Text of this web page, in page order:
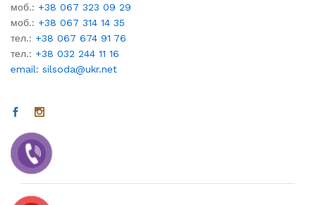
моб.: +38 067 323 09 29
моб.: +38 067 314 14 35
тел.: +38 067 674 91 76
тел.: +38 032 244 11 16
email: silsoda@ukr.net